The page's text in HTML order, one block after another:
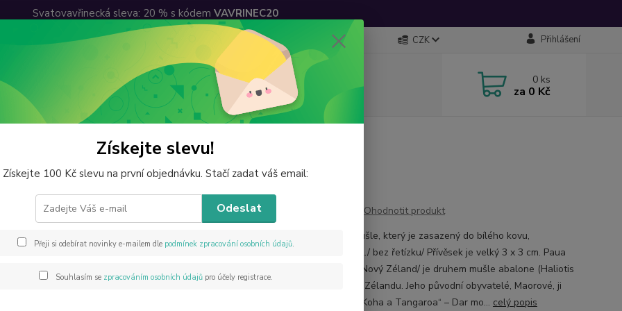
Svatovavřinecká sleva: 20 % s kódem VAVRINEC20
sleva Ceny dopravy CZK Přihlášení
Hledat 0 ks
za 0 Kč
Paua - Abalone Přívěsky
beruška Paua mušle
Ohodnotit produkt
Přívěsek s paua mušle, který je zasazený do bílého kovu,
neobsahujícího nikl./ bez řetízku/ Přívěsek je velký 3 x 3 cm. Paua
mušle - abalone / Nový Zéland/ je druhem mušle abalone (Haliotis
Iris) z moří Nového Zélandu. Jeho původní obyvatelé, Maorové, ji
nazývají „Paua Te Koha a Tangaroa“ – Dar mo... celý popis
Získejte slevu!
Získejte 100 Kč slevu na první objednávku. Stačí zadat váš email:
Odeslat
Přeji si odebírat novinky e-mailem dle podmínek zpracování osobních údajů.
Souhlasím se zpracováním osobních údajůpro účely registrace.